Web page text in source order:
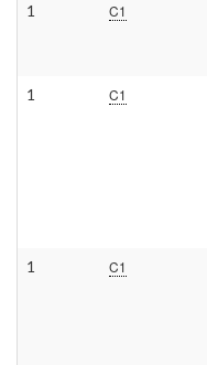
1 C1
1 C1
1 C1